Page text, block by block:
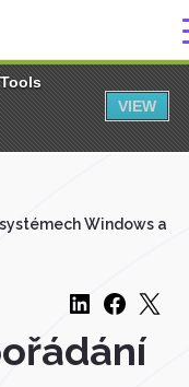
VIEW
Windows a